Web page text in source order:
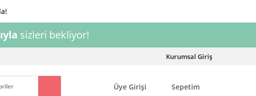
sizleri bekliyor!
Kurumsal Giriş
Üye Girişi Sepetim